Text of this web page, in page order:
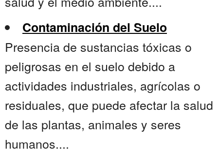
Contaminación del Suelo
Presencia de sustancias tóxicas o
peligrosas en el suelo debido a
actividades industriales, agrícolas o
residuales, que puede afectar la salud
de las plantas, animales y seres
humanos....